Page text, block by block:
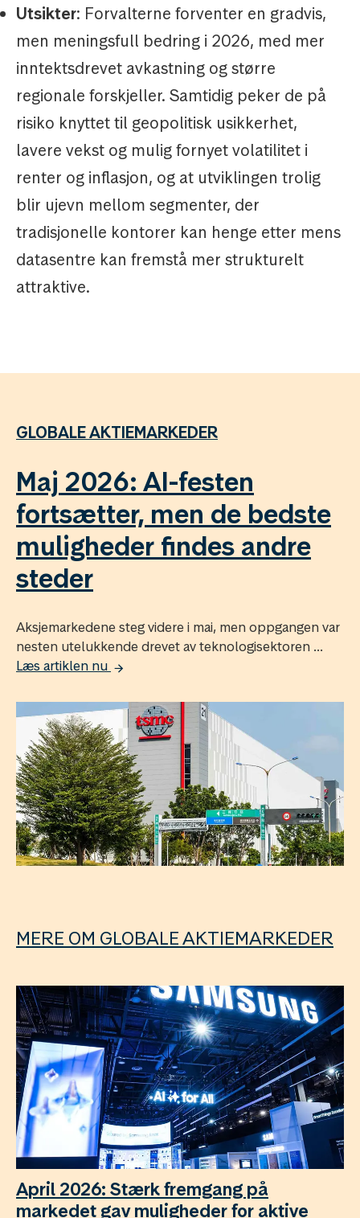
Utsikter: Forvalterne forventer en gradvis,
men meningsfull bedring i 2026, med mer
inntektsdrevet avkastning og større
regionale forskjeller. Samtidig peker de på
risiko knyttet til geopolitisk usikkerhet,
lavere vekst og mulig fornyet volatilitet i
renter og inflasjon, og at utviklingen trolig
blir ujevn mellom segmenter, der
tradisjonelle kontorer kan henge etter mens
datasentre kan fremstå mer strukturelt
attraktive.
GLOBALE AKTIEMARKEDER
Maj 2026: AI-festen
fortsætter, men de bedste
muligheder findes andre
steder
Aksjemarkedene steg videre i mai, men oppgangen var
nesten utelukkende drevet av teknologisektoren ...
Læs artiklen nu
MERE OM GLOBALE AKTIEMARKEDER
April 2026: Stærk fremgang på
markedet gav muligheder for aktive